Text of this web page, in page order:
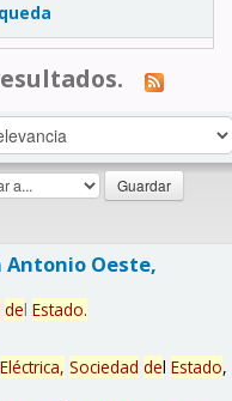
Oeste,
del Estado.
Eléctrica, Sociedad del Estado,